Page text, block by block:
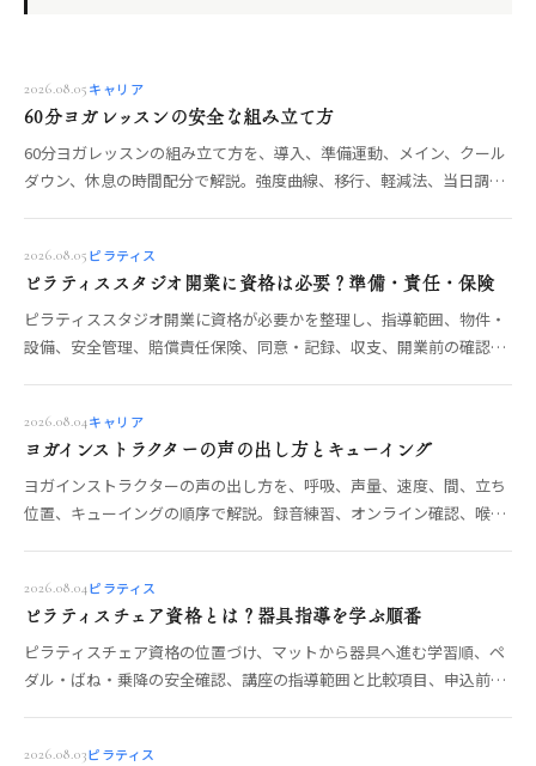
2026.08.05 キャリア
60分ヨガレッスンの安全な組み立て方
60分ヨガレッスンの組み立て方を、導入、準備運動、メイン、クール
ダウン、休息の時間配分で解説。強度曲線、移行、軽減法、当日調
2026.08.05 ピラティス
ピラティススタジオ開業に資格は必要？準備・責任・保険
ピラティススタジオ開業に資格が必要かを整理し、指導範囲、物件・
設備、安全管理、賠償責任保険、同意・記録、収支、開業前の確認項
2026.08.04キャリア
ヨガインストラクターの声の出し方とキューイング
ヨガインストラクターの声の出し方を、呼吸、声量、速度、間、立ち
位置、キューイングの順序で解説。録音練習、オンライン確認、喉の
2026.08.04ピラティス
ピラティスチェア資格とは？器具指導を学ぶ順番
ピラティスチェア資格の位置づけ、マットから器具へ進む学習順、ペ
ダル・ばね・乗降の安全確認、講座の指導範囲と比較項目、申込前の
2026.08.03ピラティス